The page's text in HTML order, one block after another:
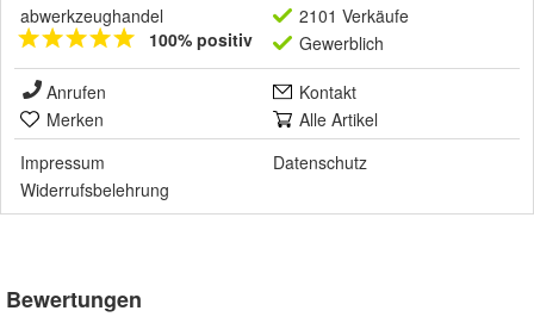
abwerkzeughandel
100% positiv
2101 Verkäufe
Gewerblich
Anrufen
Kontakt
Merken
Alle Artikel
Impressum
Datenschutz
Widerrufsbelehrung
Bewertungen